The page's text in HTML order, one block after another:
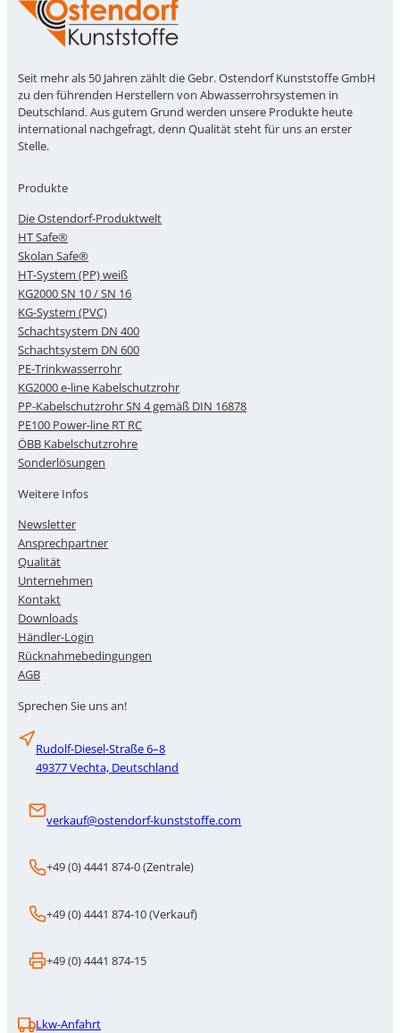
Seit mehr als 50 Jahren zählt die Gebr. Ostendorf Kunststoffe GmbH
zu den führenden Herstellern von Abwasserrohrsystemen in
Deutschland. Aus gutem Grund werden unsere Produkte heute
international nachgefragt, denn Qualität steht für uns an erster
Stelle.
Produkte
Die Ostendorf-Produktwelt
HT Safe®
Skolan Safe®
HT-System (PP) weiß
KG2000 SN 10 / SN 16
KG-System (PVC)
Schachtsystem DN 400
Schachtsystem DN 600
PE-Trinkwasserrohr
KG2000 e-line Kabelschutzrohr
PP-Kabelschutzrohr SN 4 gemäß DIN 16878
PE100 Power-line RT RC
ÖBB Kabelschutzrohre
Sonderlösungen
Weitere Infos
Newsletter
Ansprechpartner
Qualität
Unternehmen
Kontakt
Downloads
Händler-Login
Rücknahmebedingungen
AGB
Sprechen Sie uns an!
Rudolf-Diesel-Straße 6–8
49377 Vechta, Deutschland
verkauf@ostendorf-kunststoffe.com
+49 (0) 4441 874-0 (Zentrale)
+49 (0) 4441 874-10 (Verkauf)
+49 (0) 4441 874-15
Lkw-Anfahrt